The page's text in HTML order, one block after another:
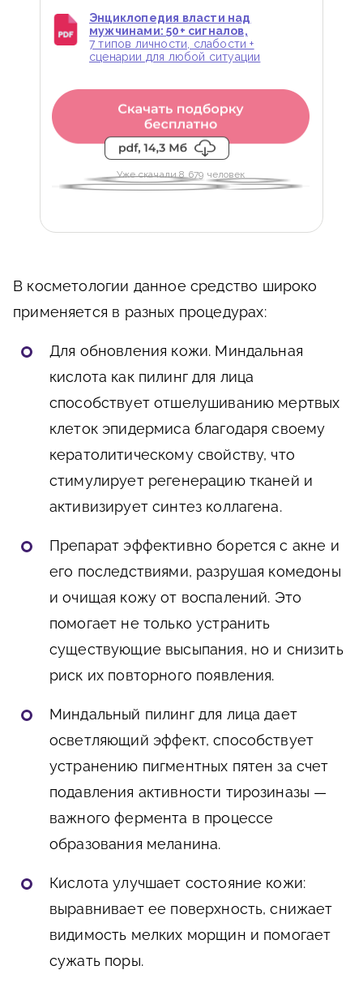
Уже скачали 8 679 человек
Энциклопедия власти над
мужчинами: 50+ сигналов,
7 типов личности, слабости +
сценарии для любой ситуации
В косметологии данное средство широко
применяется в разных процедурах:
Для обновления кожи. Миндальная
кислота как пилинг для лица
способствует отшелушиванию мертвых
клеток эпидермиса благодаря своему
кератолитическому свойству, что
стимулирует регенерацию тканей и
активизирует синтез коллагена.
Препарат эффективно борется с акне и
его последствиями, разрушая комедоны
и очищая кожу от воспалений. Это
помогает не только устранить
существующие высыпания, но и снизить
риск их повторного появления.
Миндальный пилинг для лица дает
осветляющий эффект, способствует
устранению пигментных пятен за счет
подавления активности тирозиназы —
важного фермента в процессе
образования меланина.
Кислота улучшает состояние кожи:
выравнивает ее поверхность, снижает
видимость мелких морщин и помогает
сужать поры.